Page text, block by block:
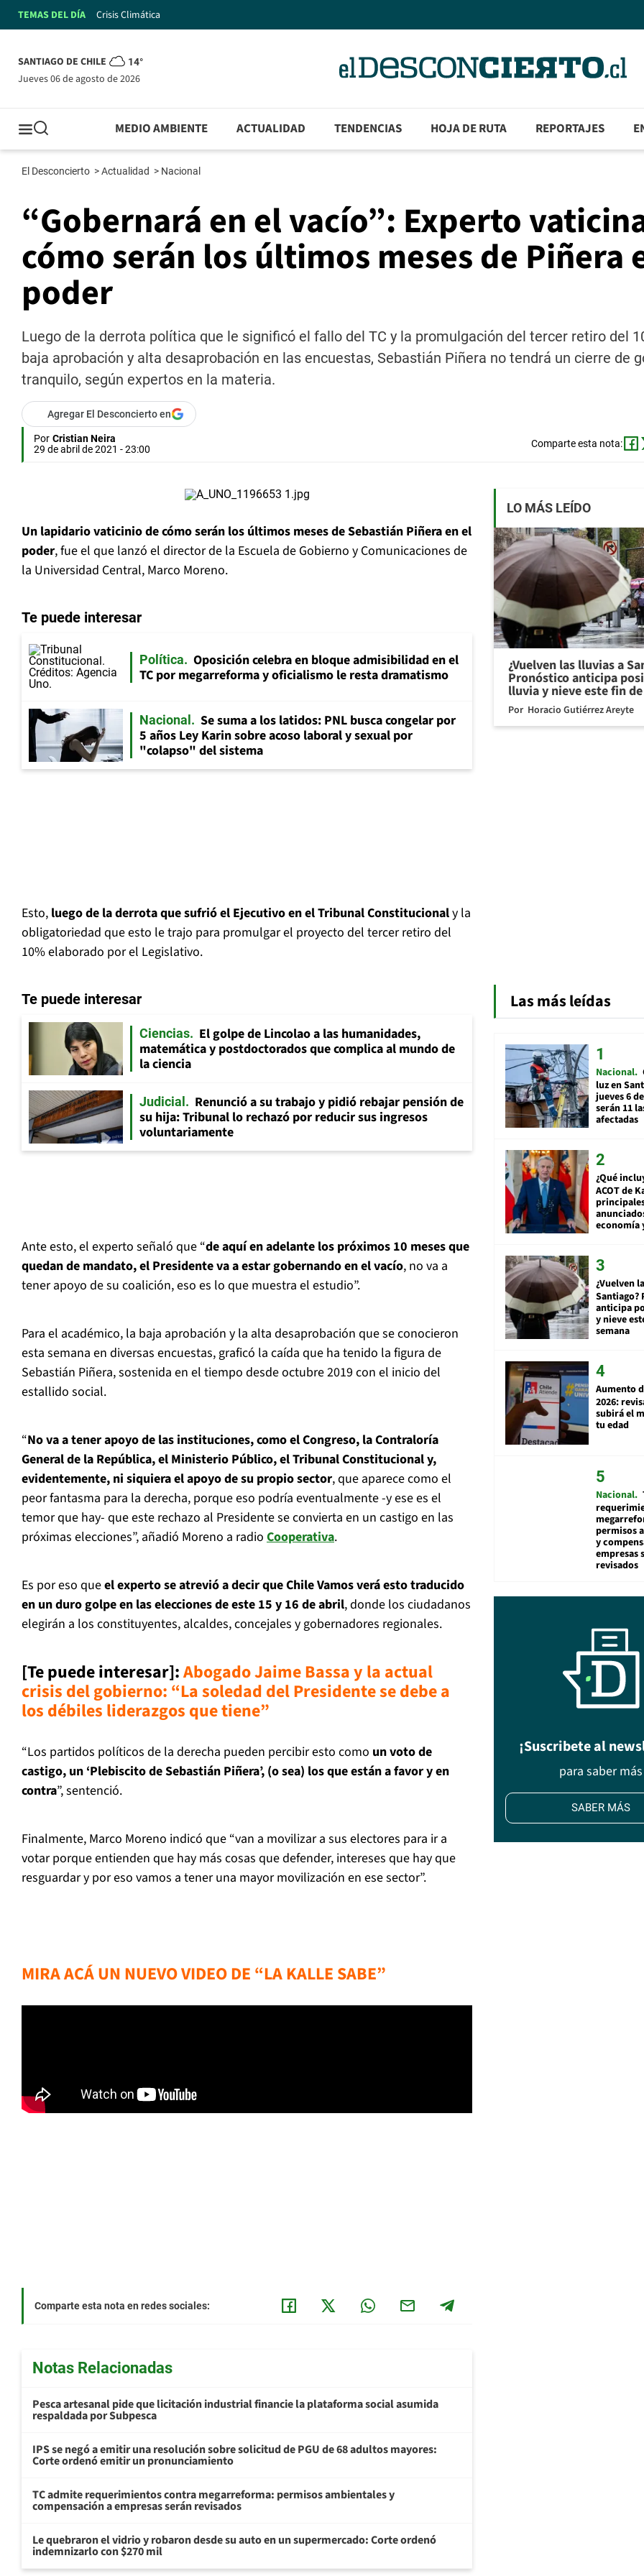
TEMAS DEL DÍA Crisis Climática
SANTIAGO DE CHILE 14°
jueves 06 de agosto de 2026
MEDIO AMBIENTE ACTUALIDAD TENDENCIAS HOJA DE RUTA REPORTAJES
El Desconcierto >Actualidad > Nacional
“Gobernará en el vacío”: Experto
cómo serán los últimos meses de Piñera
poder
Luego de la derrota política que le significó el fallo del TC y la promulgación del tercer retiro del
baja aprobación y alta desaprobación en las encuestas, Sebastián Piñera no tendrá un cierre de
tranquilo, según expertos en la materia.
Agregar El Desconcierto en
Por Cristian Neira
29 de abril de 2021 - 23:00
Comparte esta nota:
Un lapidario vaticinio de cómo serán los últimos meses de Sebastián Piñera en el
poder, fue el que lanzó el director de la Escuela de Gobierno y Comunicaciones de
la Universidad Central, Marco Moreno.
Te puede interesar
Política
Oposición celebra en bloque admisibilidad en el
TC por megarreforma y oficialismo le resta dramatismo
Nacional
Se suma a los latidos: PNL busca congelar por
5 años Ley Karin sobre acoso laboral y sexual por
"colapso" del sistema
Esto, luego de la derrota que sufrió el Ejecutivo en el Tribunal Constitucionaly la
obligatoriedad que esto le trajo para promulgar el proyecto del tercer retiro del
10% elaborado por el Legislativo.
Te puede interesar
Ciencias
El golpe de Lincolao a las humanidades,
matemática y postdoctorados que complica al mundo de
la ciencia
Judicial
Renunció a su trabajo y pidió rebajar pensión de
su hija: Tribunal lo rechazó por reducir sus ingresos
voluntariamente
Ante esto, el experto señaló que “de aquí en adelante los próximos 10 meses que
quedan de mandato, el Presidente va a estar gobernando en el vacío, no va a
tener apoyo de su coalición, eso es lo que muestra el estudio”.
Para el académico, la baja aprobación y la alta desaprobación que se conocieron
esta semana en diversas encuestas, graficó la caída que ha tenido la figura de
Sebastián Piñera, sostenida en el tiempo desde octubre 2019 con el inicio del
estallido social.
“No va a tener apoyo de las instituciones, como el Congreso, la Contraloría
General de la República, el Ministerio Público, el Tribunal Constitucional y,
evidentemente, ni siquiera el apoyo de su propio sector, que aparece como el
peor fantasma para la derecha, porque eso podría eventualmente -y ese es el
temor que hay- que este rechazo al Presidente se convierta en un castigo en las
próximas elecciones”, añadió Moreno a radio Cooperativa.
Es por eso queel experto se atrevió a decir que Chile Vamos verá esto traducido
en un duro golpe en las elecciones de este 15 y 16 de abril, donde los ciudadanos
elegirán a los constituyentes, alcaldes, concejales y gobernadores regionales.
[Te puede interesar]:Abogado Jaime Bassa y la actual
crisis del gobierno: “La soledad del Presidente se debe a
los débiles liderazgos que tiene”
“Los partidos políticos de la derecha pueden percibir esto como un voto de
castigo, un ‘Plebiscito de Sebastián Piñera’, (o sea) los que están a favor y en
contra”, sentenció.
Finalmente, Marco Moreno indicó que “van a movilizar a sus electores para ir a
votar porque entienden que hay más cosas que defender, intereses que hay que
resguardar y por eso vamos a tener una mayor movilización en ese sector”.
MIRA ACÁ UN NUEVO VIDEO DE “LA KALLE SABE”
Comparte esta nota en redes sociales:
Notas Relacionadas
Pesca artesanal pide que licitación industrial financie la plataforma social asumida
respaldada por Subpesca
IPS se negó a emitir una resolución sobre solicitud de PGU de 68 adultos mayores:
Corte ordenó emitir un pronunciamiento
TC admite requerimientos contra megarreforma: permisos ambientales y
compensación a empresas serán revisados
Le quebraron el vidrio y robaron desde su auto en un supermercado: Corte ordenó
indemnizarlo con $270 mil
LO MÁS LEÍDO
¿Vuelven las lluvias a
Pronóstico anticipa
lluvia y nieve este fin
Por Horacio Gutiérrez Areyte
Las más leídas
Nacional
luz en
jueves 6
serán 11
afectadas
¿Qué
ACOT de
economía
¿Vuelven
Santiago?
anticipa
y nieve
semana
Aumento
2026:
subirá el
tu edad
Nacional
permisos
y
empresas
revisados
¡Suscribete al
para saber más
SABER MÁS